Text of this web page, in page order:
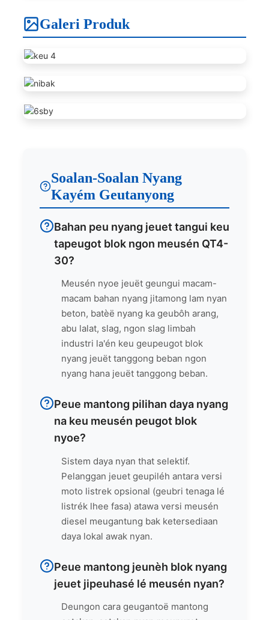
Galeri Produk
Soalan-Soalan Nyang
Kayém Geutanyong
Bahan peu nyang jeuet tangui keu
tapeugot blok ngon meusén QT4-
30?
Meusén nyoe jeuët geungui macam-
macam bahan nyang jitamong lam nyan
beton, batèë nyang ka geubôh arang,
abu lalat, slag, ngon slag limbah
industri la'én keu geupeugot blok
nyang jeuët tanggong beban ngon
nyang hana jeuët tanggong beban.
Peue mantong pilihan daya nyang
na keu meusén peugot blok
nyoe?
Sistem daya nyan that selektif.
Pelanggan jeuet geupiléh antara versi
moto listrek opsional (geubri tenaga lé
listrék lhee fasa) atawa versi meusén
diesel meugantung bak ketersediaan
daya lokal awak nyan.
Peue mantong jeunèh blok nyang
jeuet jipeuhasé lé meusén nyan?
Deungon cara geugantoë mantong